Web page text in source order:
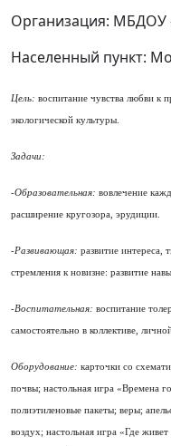
Организация: МБДОУ
Населенный пункт:
Цель: воспитание чувства любви к
экологической культуры.
Задачи:
-Образовательная: вовлечение
расширение кругозора, эрудиции.
-Развивающая: развитие интереса,
стремления к новизне: развитие
-Воспитательная: воспитание
самостоятельно в коллективе,
Оборудование: карточки со
почвы; настольная игра «Времена
полиэтиленовые пакеты; веры;
воздух; настольная игра «Где